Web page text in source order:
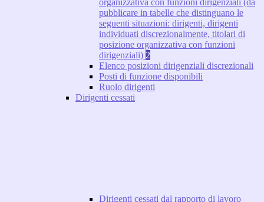
organizzativa con funzioni dirigenziali (da
pubblicare in tabelle che distinguano le
seguenti situazioni: dirigenti, dirigenti
individuati discrezionalmente, titolari di
posizione organizzativa con funzioni
dirigenziali) 2
Elenco posizioni dirigenziali discrezionali
Posti di funzione disponibili
Ruolo dirigenti
Dirigenti cessati
Dirigenti cessati dal rapporto di lavoro